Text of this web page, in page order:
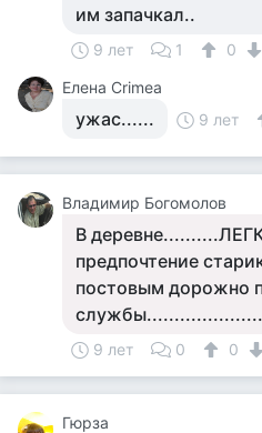
им запачкал..
9 лет 1
0
Елена Crimea
ужас...... 9 лет
Владимир Богомолов
В
предпочтение
постовым дорожно
9 лет 0 0
Гюрза